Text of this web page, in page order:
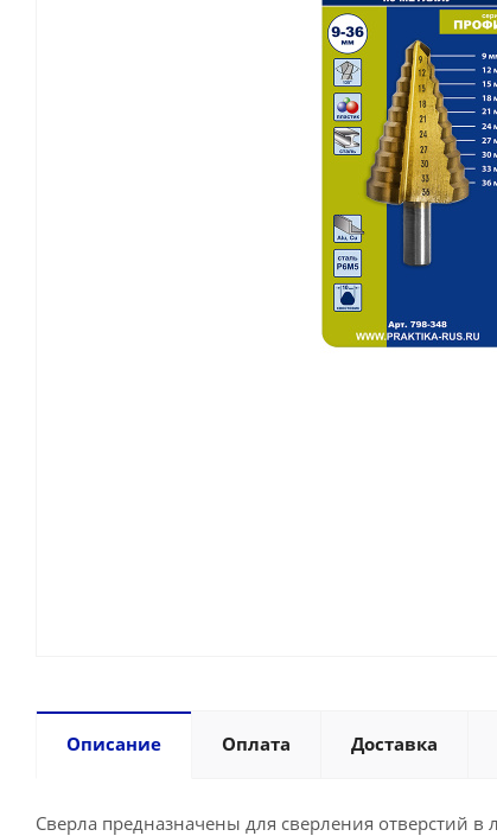
Описание Оплата Доставка
Сверла предназначены для сверления отверстий